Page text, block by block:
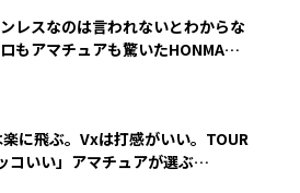
ンレスなのは言われないとわからな
もアマチュアも驚いたHONMA
楽に飛ぶ。Vxは打感がいい。TOUR
コいい」アマチュアが選ぶ